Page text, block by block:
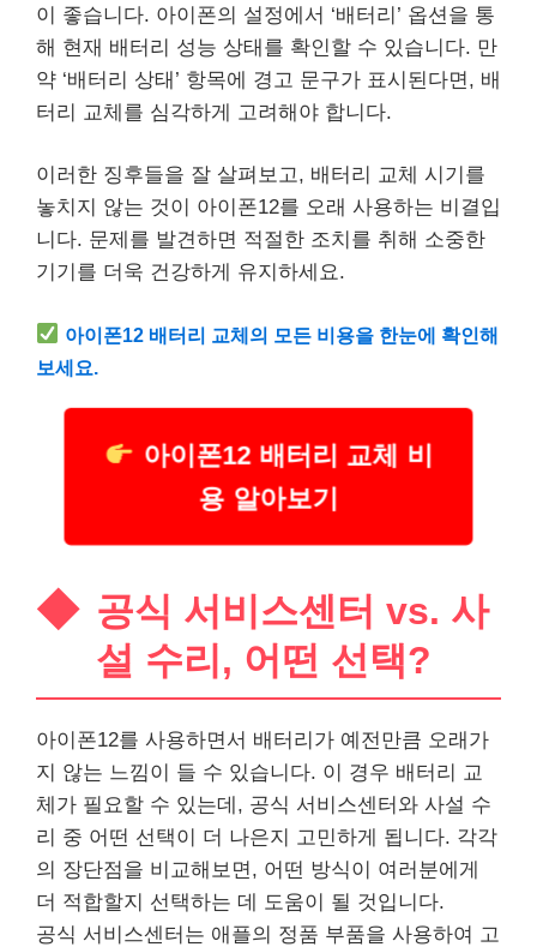
이 좋습니다. 아이폰의 설정에서 ‘배터리’ 옵션을 통
해 현재 배터리 성능 상태를 확인할 수 있습니다. 만
약 ‘배터리 상태’ 항목에 경고 문구가 표시된다면, 배
터리 교체를 심각하게 고려해야 합니다.
이러한 징후들을 잘 살펴보고, 배터리 교체 시기를
놓치지 않는 것이 아이폰12를 오래 사용하는 비결입
니다. 문제를 발견하면 적절한 조치를 취해 소중한
기기를 더욱 건강하게 유지하세요.
아이폰12 배터리 교체의 모든 비용을 한눈에 확인해
보세요.
아이폰12 배터리 교체 비
용 알아보기
공식 서비스센터 vs. 사
설 수리, 어떤 선택?
아이폰12를 사용하면서 배터리가 예전만큼 오래가
지 않는 느낌이 들 수 있습니다. 이 경우 배터리 교
체가 필요할 수 있는데, 공식 서비스센터와 사설 수
리 중 어떤 선택이 더 나은지 고민하게 됩니다. 각각
의 장단점을 비교해보면, 어떤 방식이 여러분에게
더 적합할지 선택하는 데 도움이 될 것입니다.
공식 서비스센터는 애플의 정품 부품을 사용하여 고